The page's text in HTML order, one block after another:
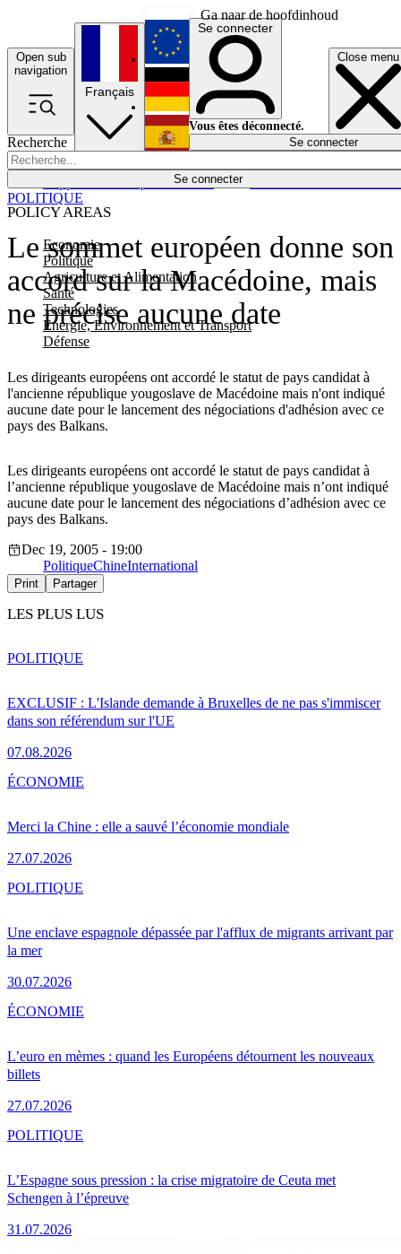
Ga naar de hoofdinhoud
Open sub
navigation
Close menu
Recherche
Se connecter
POLICY AREAS
Economie
Politique
Agriculture et Alimentation
Santé
Technologies
Energie, Environnement et Transport
Défense
Économie
Français
English
Deutsch
Español
Se connecter
Vous êtes déconnecté.
Se connecter
Le sommet européen donne son
accord sur la Macédoine, mais
ne précise aucune date
Les dirigeants européens ont accordé le statut de pays candidat à
l'ancienne république yougoslave de Macédoine mais n'ont indiqué
aucune date pour le lancement des négociations d'adhésion avec ce
pays des Balkans.
POLITIQUE
Les dirigeants européens ont accordé le statut de pays candidat à
l’ancienne république yougoslave de Macédoine mais n’ont indiqué
aucune date pour le lancement des négociations d’adhésion avec ce
pays des Balkans.
Dec 19, 2005 - 19:00
PolitiqueChineInternational
Print Partager
LES PLUS LUS
EXCLUSIF : L'Islande demande à Bruxelles de ne pas s'immiscer
dans son référendum sur l'UE
07.08.2026
POLITIQUE
Merci la Chine : elle a sauvé l’économie mondiale
27.07.2026
ÉCONOMIE
Une enclave espagnole dépassée par l'afflux de migrants arrivant par
la mer
30.07.2026
POLITIQUE
L’euro en mèmes : quand les Européens détournent les nouveaux
billets
27.07.2026
ÉCONOMIE
L’Espagne sous pression : la crise migratoire de Ceuta met
Schengen à l’épreuve
31.07.2026
POLITIQUE